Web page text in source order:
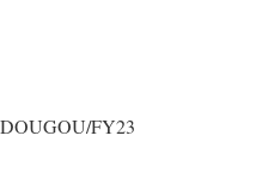
FY23